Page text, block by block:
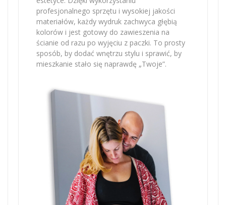
profesjonalnego sprzętu i wysokiej jakości
materiałów, każdy wydruk zachwyca głębią
kolorów i jest gotowy do zawieszenia na
ścianie od razu po wyjęciu z paczki. To prosty
sposób, by dodać wnętrzu stylu i sprawić, by
mieszkanie stało się naprawdę „Twoje”.